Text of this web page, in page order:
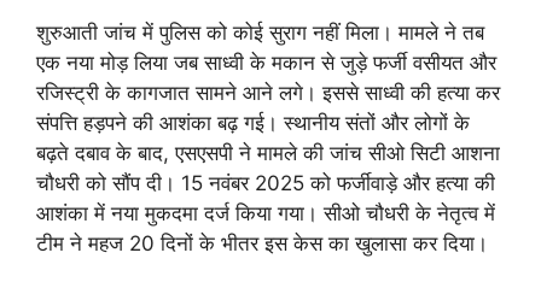
शुरुआती जांच में पुलिस को कोई सुराग नहीं मिला। मामले ने तब
एक नया मोड़ लिया जब साध्वी के मकान से जुड़े फर्जी वसीयत और
रजिस्ट्री के कागजात सामने आने लगे। इससे साध्वी की हत्या कर
संपत्ति हड़पने की आशंका बढ़ गई। स्थानीय संतों और लोगों के
बढ़ते दबाव के बाद, एसएसपी ने मामले की जांच सीओ सिटी आशना
चौधरी को सौंप दी। 15 नवंबर 2025 को फर्जीवाड़े और हत्या की
आशंका में नया मुकदमा दर्ज किया गया। सीओ चौधरी के नेतृत्व में
टीम ने महज 20 दिनों के भीतर इस केस का खुलासा कर दिया।